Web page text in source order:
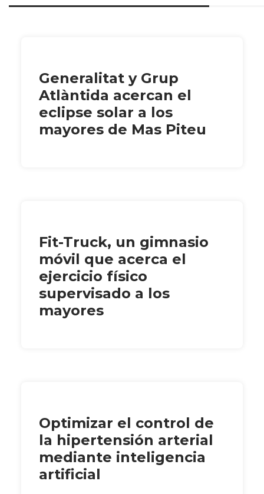
Generalitat y Grup
Atlàntida acercan el
eclipse solar a los
mayores de Mas Piteu
Fit-Truck, un gimnasio
móvil que acerca el
ejercicio físico
supervisado a los
mayores
Optimizar el control de
la hipertensión arterial
mediante inteligencia
artificial